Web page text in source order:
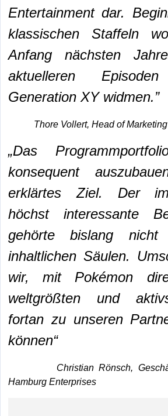
Entertainment dar.
klassischen Staffeln
Anfang nächsten
aktuelleren
Generation XY widmen.”
Thore Vollert, Head of Marketing
„Das
konsequent
erklärtes Ziel. Der
höchst interessante
gehörte bislang
inhaltlichen Säulen.
wir, mit Pokémon
weltgrößten und
fortan zu unseren
können“
Christian Rönsch,
Hamburg Enterprises